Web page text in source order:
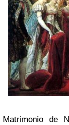
Matrimonio de